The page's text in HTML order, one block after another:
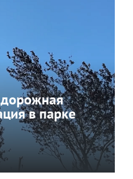
в парке